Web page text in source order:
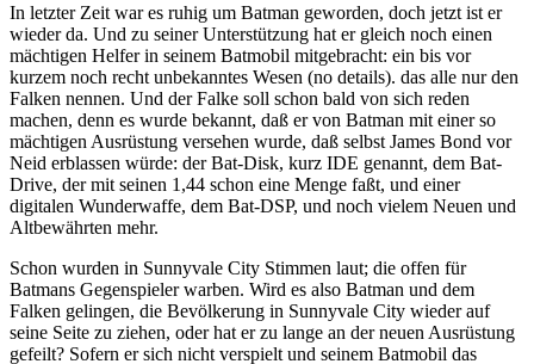
In letzter Zeit war es ruhig um Batman geworden, doch jetzt ist er
wieder da. Und zu seiner Unterstützung hat er gleich noch einen
mächtigen Helfer in seinem Batmobil mitgebracht: ein bis vor
kurzem noch recht unbekanntes Wesen (no details). das alle nur den
Falken nennen. Und der Falke soll schon bald von sich reden
machen, denn es wurde bekannt, daß er von Batman mit einer so
mächtigen Ausrüstung versehen wurde, daß selbst James Bond vor
Neid erblassen würde: der Bat-Disk, kurz IDE genannt, dem Bat-
Drive, der mit seinen 1,44 schon eine Menge faßt, und einer
digitalen Wunderwaffe, dem Bat-DSP, und noch vielem Neuen und
Altbewährten mehr.
Schon wurden in Sunnyvale City Stimmen laut; die offen für
Batmans Gegenspieler warben. Wird es also Batman und dem
Falken gelingen, die Bevölkerung in Sunnyvale City wieder auf
seine Seite zu ziehen, oder hat er zu lange an der neuen Ausrüstung
gefeilt? Sofern er sich nicht verspielt und seinem Batmobil das